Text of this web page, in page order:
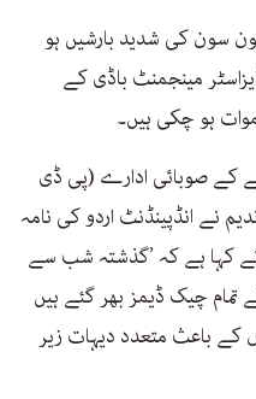
سون کی شدید بارشیں ہو
مینجمنٹ باڈی کے
کے صوبائی ادارے (پی ڈی
نے انڈپینڈنٹ اردو کی نامہ
کہا ہے کہ ’گذشتہ شب سے
چیک ڈیمز بھر گئے ہیں
باعث متعدد دیہات زیر